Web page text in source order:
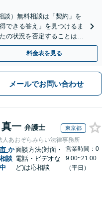
談）無料相談は「契約」を
できる答え」を見つけるま
の状況を否定することは、
い。
料金表を見る
メールでお問い合わせ
一 弁護士 東京都
人あおぞらみらい法律事務所
か
談
面談方法(対面・
電話・ビデオな
ど)は応相談
営業時間：0
9:00~21:00
（平日）